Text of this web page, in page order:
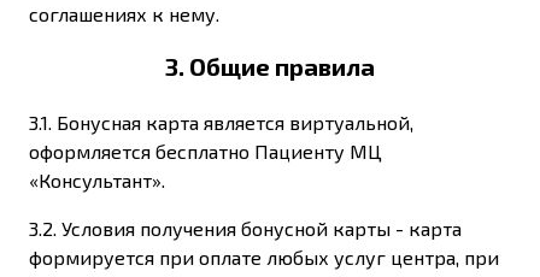
соглашениях к нему.
3. Общие правила
3.1. Бонусная карта является виртуальной,
оформляется бесплатно Пациенту МЦ
«Консультант».
3.2. Условия получения бонусной карты - карта
формируется при оплате любых услуг центра, при